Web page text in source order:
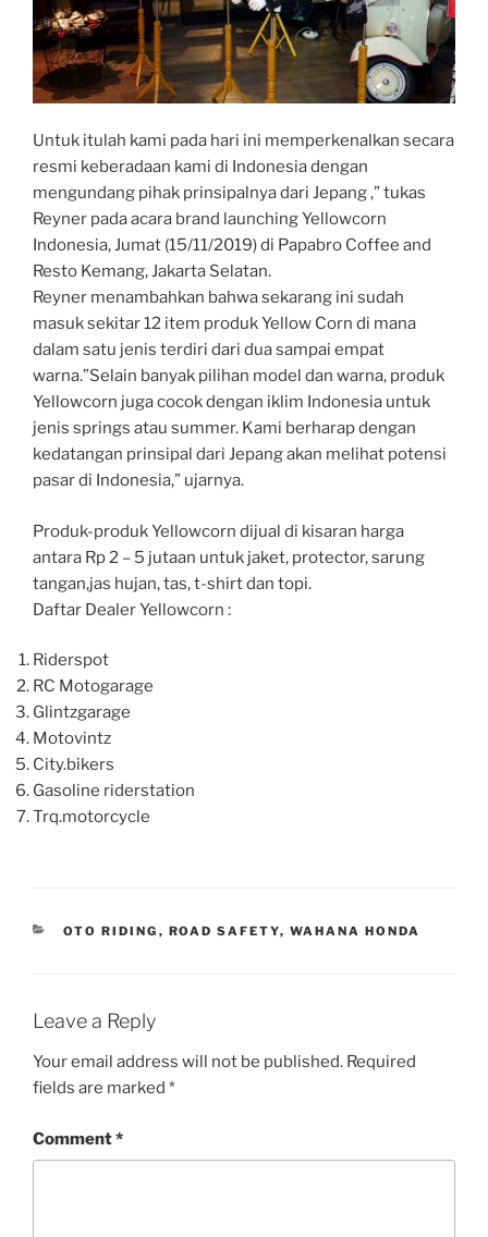
Untuk itulah kami pada hari ini memperkenalkan secara
resmi keberadaan kami di Indonesia dengan
mengundang pihak prinsipalnya dari Jepang ,” tukas
Reyner pada acara brand launching Yellowcorn
Indonesia, Jumat (15/11/2019) di Papabro Coffee and
Resto Kemang, Jakarta Selatan.
Reyner menambahkan bahwa sekarang ini sudah
masuk sekitar 12 item produk Yellow Corn di mana
dalam satu jenis terdiri dari dua sampai empat
warna.”Selain banyak pilihan model dan warna, produk
Yellowcorn juga cocok dengan iklim Indonesia untuk
jenis springs atau summer. Kami berharap dengan
kedatangan prinsipal dari Jepang akan melihat potensi
pasar di Indonesia,” ujarnya.
Produk-produk Yellowcorn dijual di kisaran harga
antara Rp 2 – 5 jutaan untuk jaket, protector, sarung
tangan,jas hujan, tas, t-shirt dan topi.
Daftar Dealer Yellowcorn :
Riderspot
RC Motogarage
Glintzgarage
Motovintz
City.bikers
Gasoline riderstation
Trq.motorcycle
CATEGORIES
OTO RIDING , ROAD SAFETY, WAHANA HONDA
Leave a Reply
Your email address will not be published. Required
fields are marked *
Comment*